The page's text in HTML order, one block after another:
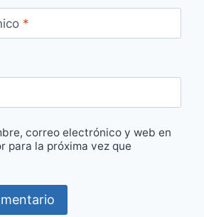
*
correo electrónico y web en
para la próxima vez que